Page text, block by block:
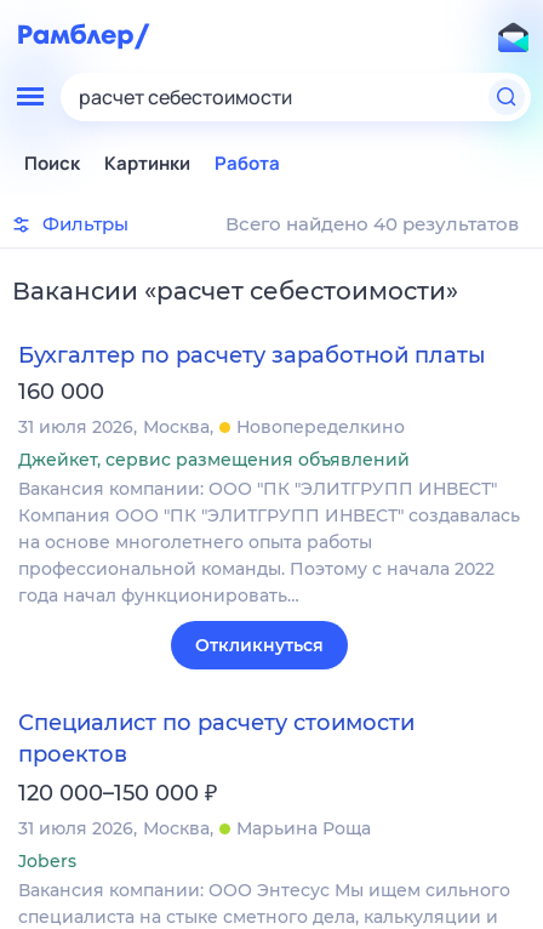
расчет себестоимости
Поиск Картинки Работа
Фильтры Всего найдено 40 результатов
Вакансии «расчет себестоимости»
Бухгалтер по расчету заработной платы
160 000
31 июля 2026 Москва
Новопеределкино
Джейкет, сервис размещения объявлений
Вакансия компании: ООО "ПК "ЭЛИТГРУПП ИНВЕСТ"
Компания ООО "ПК "ЭЛИТГРУПП ИНВЕСТ" создавалась
на основе многолетнего опыта работы
профессиональной команды. Поэтому с начала 2022
года начал функционировать…
Откликнуться
Специалист по расчету стоимости
проектов
120 000–150 000 ₽
31 июля 2026 Москва
Марьина Роща
Jobers
Вакансия компании: ООО Энтесус Мы ищем сильного
специалиста на стыке сметного дела, калькуляции и